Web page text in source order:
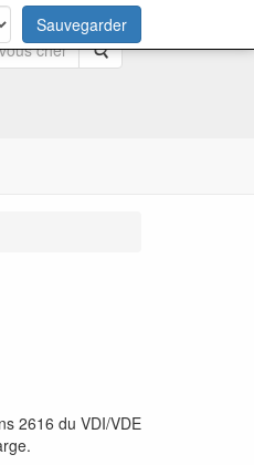
Rechercher
2616 du VDI/VDE
Sauvegarder